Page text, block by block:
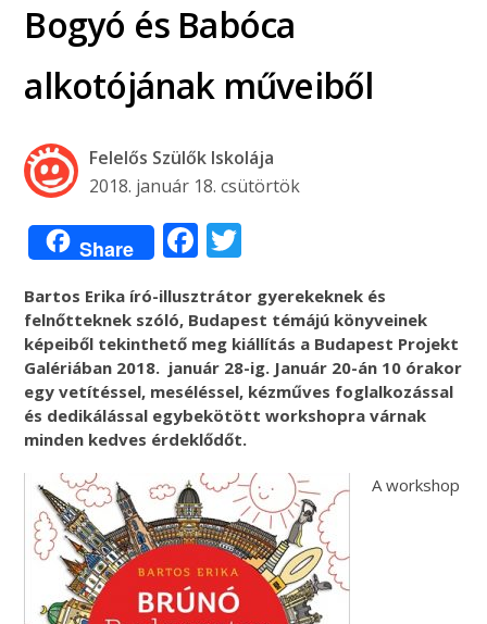
Bogyó és Babóca
alkotójának műveiből
Felelős Szülők Iskolája
2018. január 18. csütörtök
Share Facebook
Bartos Erika író-illusztrátor gyerekeknek és
felnőtteknek szóló, Budapest témájú könyveinek
képeiből tekinthető meg kiállítás a Budapest Projekt
Galériában 2018. január 28-ig. Január 20-án 10 órakor
egy vetítéssel, meséléssel, kézműves foglalkozással
és dedikálással egybekötött workshopra várnak
minden kedves érdeklődőt.
A workshop